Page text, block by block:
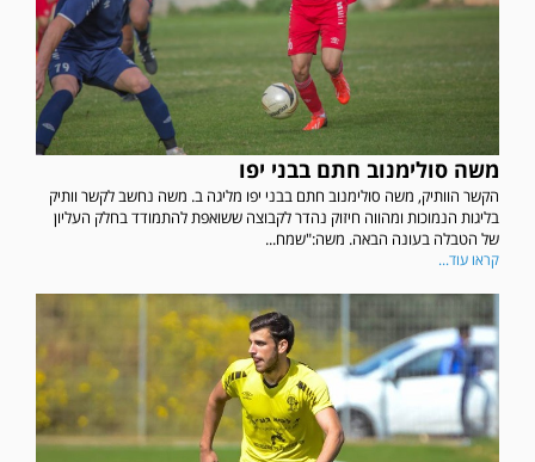
משה סולימנוב חתם בבני יפו
הקשר הוותיק, משה סולימנוב חתם בבני יפו מליגה ב. משה נחשב לקשר וותיק
בליגות הנמוכות ומהווה חיזוק נהדר לקבוצה ששואפת להתמודד בחלק העליון
של הטבלה בעונה הבאה. משה:"שמח...
קראו עוד...